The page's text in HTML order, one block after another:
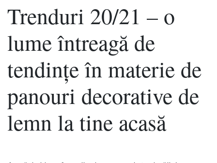
Trenduri 20/21 – o
lume întreagă de
tendințe în materie de
panouri decorative de
lemn la tine acasă